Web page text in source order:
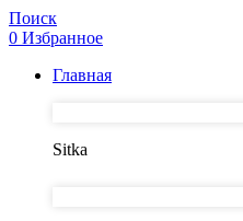
Поиск
0 Избранное
Главная
Sitka